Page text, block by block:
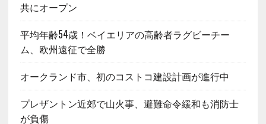
共にオープン
平均年齢54歳！ベイエリアの高齢者ラグビーチー
ム、欧州遠征で全勝
オークランド市、初のコストコ建設計画が進行中
プレザントン近郊で山火事、避難命令緩和も消防士
が負傷